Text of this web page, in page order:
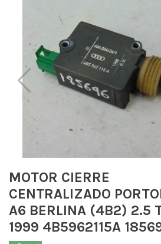
MOTOR CIERRE
CENTRALIZADO
A6 BERLINA (4B2) 2.5
1999 4B5962115A